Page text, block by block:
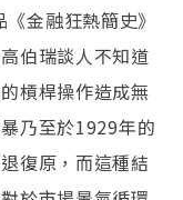
金融狂熱簡史》
伯瑞談人不知道
槓桿操作造成無
乃至於1929年的
復原，而這種結